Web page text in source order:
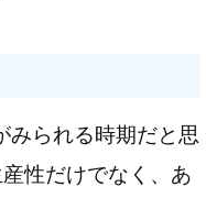
みられる時期だと思
性だけでなく、あ